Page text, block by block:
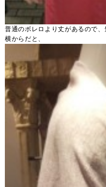
普通のボレロより丈があるので、
横からだと、